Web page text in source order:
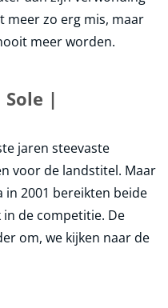
meer zo erg mis, maar
meer worden.
Sole |
jaren steevaste
voor de landstitel. Maar
in 2001 bereikten beide
de competitie. De
om, we kijken naar de